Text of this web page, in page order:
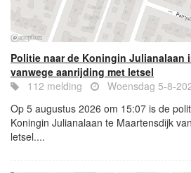
Politie naar de Koningin Julianalaan
vanwege aanrijding met letsel
112 melding
Woensdag 5-8-
Op 5 augustus 2026 om 15:07 is de
Koningin Julianalaan te Maartensdijk
letsel....